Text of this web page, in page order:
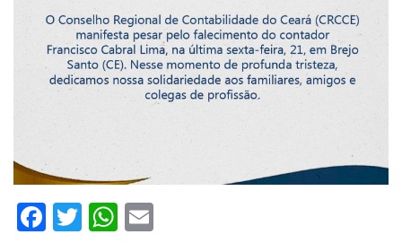
Facebook
TwitterWhatsApp